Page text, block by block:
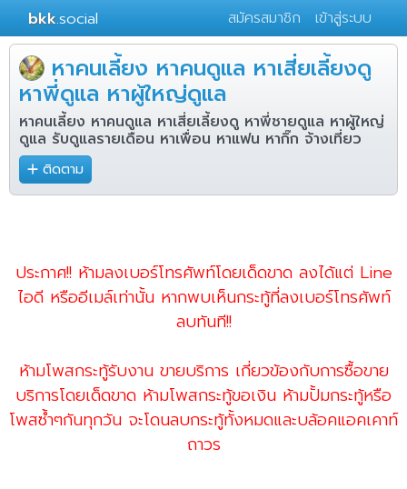
bkk.social สมัครสมาชิก เข้าสู่ระบบ
หาคนเลี้ยง หาคนดูแล หาเสี่ยเลี้ยงดู
หาพี่ดูแล หาผู้ใหญ่ดูแล
หาคนเลี้ยง หาคนดูแล​ หาเสี่ยเลี้ยงดู หาพี่ชายดูแล หาผู้ใหญ่
ดูแล​​ รับดูแลรายเดือน หาเพื่อน หาแฟน หากิ๊ก จ้างเที่ยว​
ติดตาม
ประกาศ!! ห้ามลงเบอร์โทรศัพท์โดยเด็ดขาด ลงได้แต่ Line
ไอดี หรืออีเมล์เท่านั้น หากพบเห็นกระทู้ที่ลงเบอร์โทรศัพท์
ลบทันที!!
ห้ามโพสกระทู้รับงาน ขายบริการ เกี่ยวข้องกับการซื้อขาย
บริการโดยเด็ดขาด ห้ามโพสกระทู้ขอเงิน ห้ามปั้มกระทู้หรือ
โพสซ้ำๆกันทุกวัน จะโดนลบกระทู้ทั้งหมดและบล้อคแอคเคาท์
ถาวร